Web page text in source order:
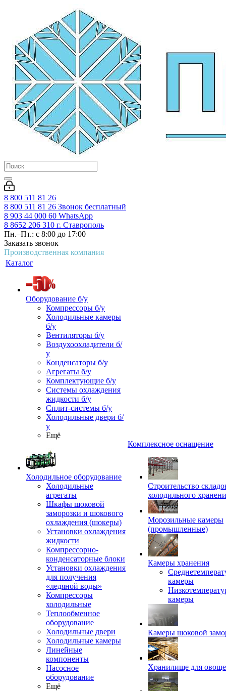
8 800 511 81 26
8 800 511 81 26 Звонок бесплатный
8 903 44 000 60 WhatsАpp
8 8652 206 310 г. Ставрополь
Пн.–Пт.: с 8:00 до 17:00
Заказать звонок
Производственная компания
Каталог
Оборудование б/у
Компрессоры б/у
Холодильные камеры
б/у
Вентиляторы б/у
Воздухоохладители б/
у
Конденсаторы б/у
Агрегаты б/у
Комплектующие б/у
Системы охлаждения
жидкости б/у
Сплит-системы б/у
Холодильные двери б/
у
Ещё
Холодильное оборудование
Холодильные
агрегаты
Шкафы шоковой
заморозки и шокового
охлаждения (шокеры)
Установки охлаждения
жидкости
Компрессорно-
конденсаторные блоки
Установки охлаждения
для получения
«ледяной воды»
Компрессоры
холодильные
Теплообменное
оборудование
Холодильные двери
Холодильные камеры
Линейные
компоненты
Насосное
оборудование
Ещё
Комплексное оснащение
Строительство
холодильного
Морозильные камеры
(промышленные)
Камеры хранения
камеры
камеры
Камеры шоковой
Хранилище для